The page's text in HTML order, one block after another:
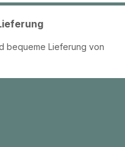
bequeme Lieferung von